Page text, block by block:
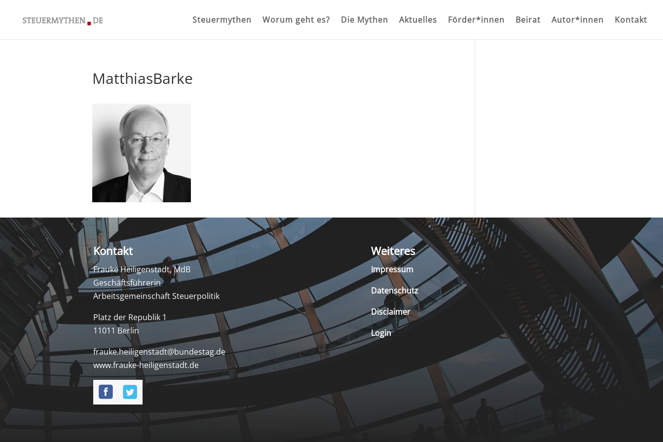
Steuermythen Worum geht es? Die Mythen Aktuelles Förder*innen Beirat Autor*innen Kontakt
MatthiasBarke
Kontakt
Frauke Heiligenstadt, MdB
Geschäftsführerin
Arbeitsgemeinschaft Steuerpolitik
Platz der Republik 1
11011 Berlin
frauke.heiligenstadt@bundestag.de
www.frauke-heiligenstadt.de
Weiteres
Impressum
Datenschutz
Disclaimer
Login